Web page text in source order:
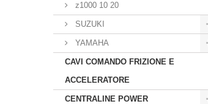
z1000 10 20
SUZUKI
YAMAHA
CAVI COMANDO FRIZIONE E
ACCELERATORE
CENTRALINE POWER